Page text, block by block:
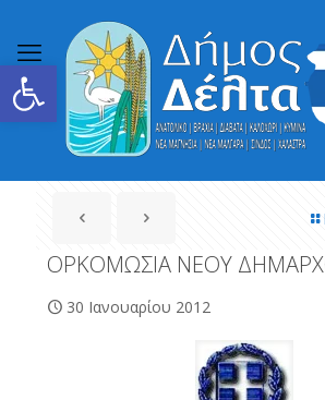
Ανοίξτε τη γραμμή εργαλείων
ΟΡΚΟΜΩΣΙΑ ΝΕΟΥ
30 Ιανουαρίου 2012